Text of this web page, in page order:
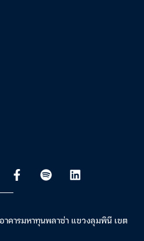
คารมหาทุนพลาซ่า แขวงลุมพินี เขต